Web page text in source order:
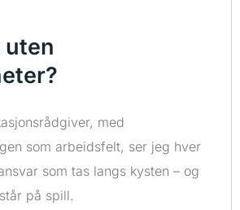
uten
med
som arbeidsfelt, ser jeg hver
som tas langs kysten – og
på spill.